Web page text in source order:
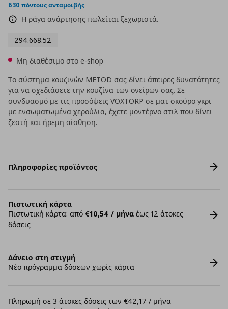
630 πόντους ανταμοιβής
Η ράγα ανάρτησης πωλείται ξεχωριστά.
294.668.52
Μη διαθέσιμο στο e-shop
Το σύστημα κουζινών METOD σας δίνει άπειρες δυνατότητες
για να σχεδιάσετε την κουζίνα των ονείρων σας. Σε
συνδυασμό με τις προσόψεις VOXTORP σε ματ σκούρο γκρι
με ενσωματωμένα χερούλια, έχετε μοντέρνο στιλ που δίνει
ζεστή και ήρεμη αίσθηση.
Πληροφορίες προϊόντος
Πιστωτική κάρτα
Πιστωτική κάρτα: από €10,54 / μήνα έως 12 άτοκες
δόσεις
Δάνειο στη στιγμή
Νέο πρόγραμμα δόσεων χωρίς κάρτα
Πληρωμή σε 3 άτοκες δόσεις των €42,17 / μήνα